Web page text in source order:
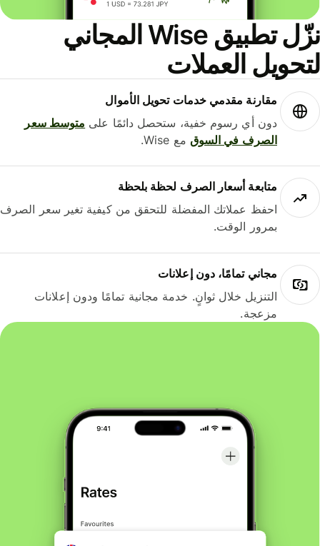
نزّل تطبيق Wise المجاني
العملات
مقارنة مقدمي خدمات تحويل الأموال
دون أي رسوم خفية، ستحصل دائمًا علىمتوسط ​​سعر
الصرف في السوقمع Wise.
متابعة أسعار الصرف لحظة بلحظة
احفظ عملاتك المفضلة للتحقق من كيفية تغير سعر الصرف
بمرور الوقت.
مجاني تمامًا، دون إعلانات
التنزيل خلال ثوانٍ. خدمة مجانية تمامًا ودون إعلانات
مزعجة.